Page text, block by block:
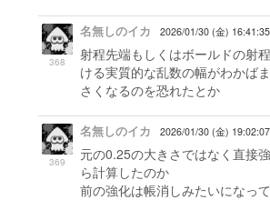
368
名無しのイカ 2026/01/30 (金) 16:41:35
射程先端もしくはボールドの射
ける実質的な乱数の幅がわかば
さくなるのを恐れたとか
369
名無しのイカ 2026/01/30 (金) 19:02:07
元の0.25の大きさではなく直接
ら計算したのか
前の強化は帳消しみたいになっ